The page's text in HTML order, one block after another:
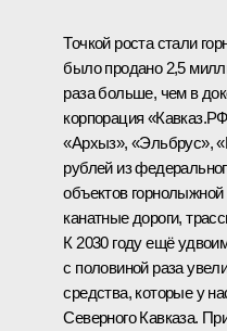
Точкой роста стали
было продано 2,5
раза больше, чем в
корпорация
«Архыз», «Эльбрус»,
рублей из
объектов
канатные дороги,
К 2030 году ещё
с половиной раза
средства, которые у
Северного Кавказа.